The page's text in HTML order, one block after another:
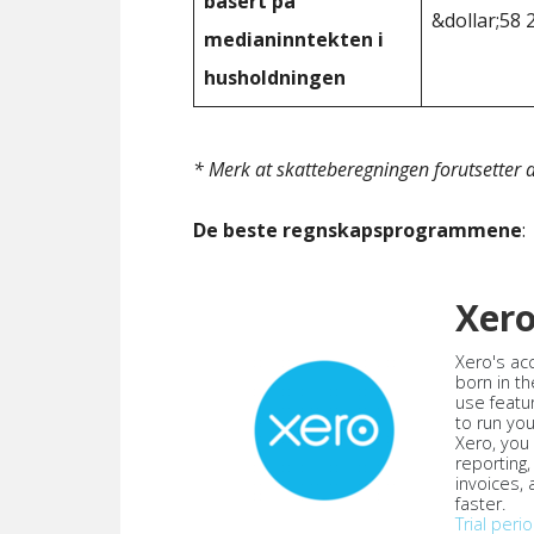
medianinntekten i
husholdningen
&dollar;58
* Merk at skatteberegningen forutsetter
De beste regnskapsprogrammene:
Xero's
born in
use
to run
Xero,
invoices,
faster.
Trial